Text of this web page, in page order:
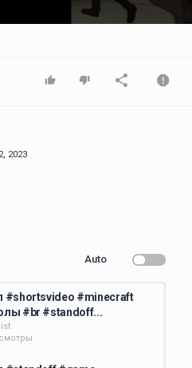
Video
2023
Auto
#shortsvideo #minecraft
#br #standoff...